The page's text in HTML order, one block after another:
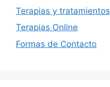
Terapias y tratamientos
Terapias Online
Formas de Contacto